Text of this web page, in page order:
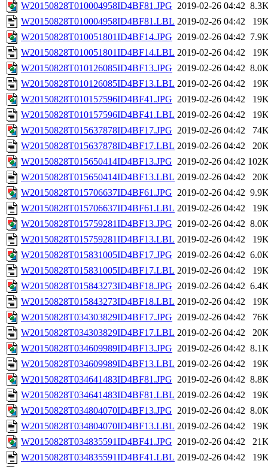
W20150828T010004958ID4BF81.JPG 2019-02-26 04:42
W20150828T010004958ID4BF81.LBL 2019-02-26 04:42
W20150828T010051801ID4BF14.JPG 2019-02-26 04:42
W20150828T010051801ID4BF14.LBL 2019-02-26 04:42
W20150828T010126085ID4BF13.JPG 2019-02-26 04:42
W20150828T010126085ID4BF13.LBL 2019-02-26 04:42
W20150828T010157596ID4BF41.JPG 2019-02-26 04:42
W20150828T010157596ID4BF41.LBL 2019-02-26 04:42
W20150828T015637878ID4BF17.JPG 2019-02-26 04:42
W20150828T015637878ID4BF17.LBL 2019-02-26 04:42
W20150828T015650414ID4BF13.JPG 2019-02-26 04:42
W20150828T015650414ID4BF13.LBL 2019-02-26 04:42
W20150828T015706637ID4BF61.JPG 2019-02-26 04:42
W20150828T015706637ID4BF61.LBL 2019-02-26 04:42
W20150828T015759281ID4BF13.JPG 2019-02-26 04:42
W20150828T015759281ID4BF13.LBL 2019-02-26 04:42
W20150828T015831005ID4BF17.JPG 2019-02-26 04:42
W20150828T015831005ID4BF17.LBL 2019-02-26 04:42
W20150828T015843273ID4BF18.JPG 2019-02-26 04:42
W20150828T015843273ID4BF18.LBL 2019-02-26 04:42
W20150828T034303829ID4BF17.JPG 2019-02-26 04:42
W20150828T034303829ID4BF17.LBL 2019-02-26 04:42
W20150828T034609989ID4BF13.JPG 2019-02-26 04:42
W20150828T034609989ID4BF13.LBL 2019-02-26 04:42
W20150828T034641483ID4BF81.JPG 2019-02-26 04:42
W20150828T034641483ID4BF81.LBL 2019-02-26 04:42
W20150828T034804070ID4BF13.JPG 2019-02-26 04:42
W20150828T034804070ID4BF13.LBL 2019-02-26 04:42
W20150828T034835591ID4BF41.JPG 2019-02-26 04:42
W20150828T034835591ID4BF41.LBL 2019-02-26 04:42